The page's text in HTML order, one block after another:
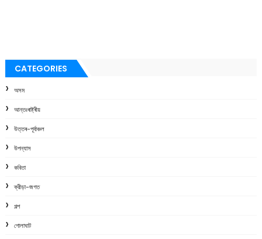
CATEGORIES
অসম
আন্তঃৰাষ্ট্ৰীয়
উত্তৰ-পূৰ্বাঞ্চল
উপন্যাস
কবিতা
ক্রীড়া-জগত
গল্প
গোলাঘাট